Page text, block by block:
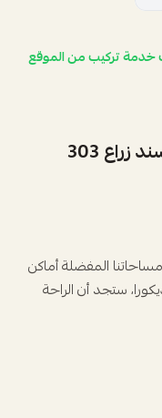
خدمة تركيب من الموقع
كرسي مفرد مريح جدا مزود بمسند زراع 303
المفضلة أماكن
ستجد أن الراحة